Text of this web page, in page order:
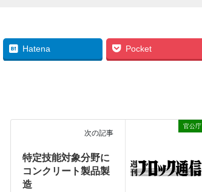
Hatena Pocket
官公庁
次の記事
特定技能対象分野に
コンクリート製品製
造